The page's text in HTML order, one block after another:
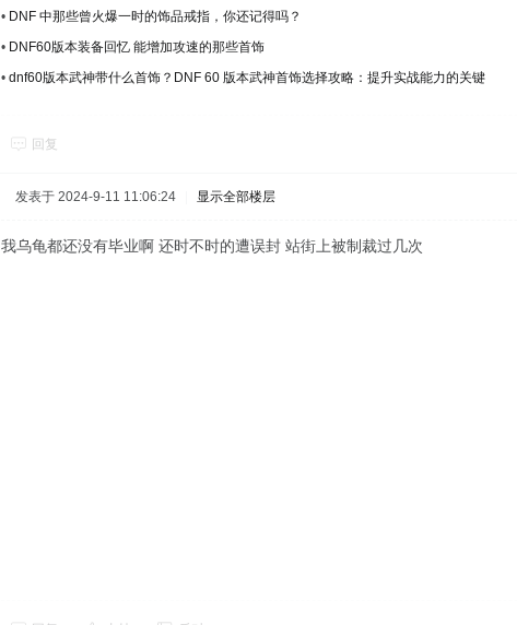
• DNF 中那些曾火爆一时的饰品戒指，你还记得吗？
• DNF60版本装备回忆 能增加攻速的那些首饰
• dnf60版本武神带什么首饰？DNF 60 版本武神首饰选择攻略：提升实战能力的关键
回复
发表于 2024-9-11 11:06:24 显示全部楼层
我乌龟都还没有毕业啊 还时不时的遭误封 站街上被制裁过几次